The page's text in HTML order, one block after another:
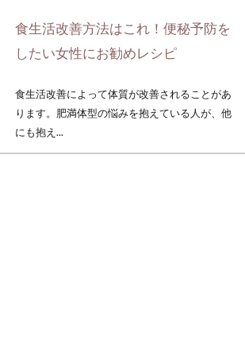
食生活改善方法はこれ！便秘予防を
したい女性にお勧めレシピ
食生活改善によって体質が改善されることがあ
ります。肥満体型の悩みを抱えている人が、他
にも抱え...